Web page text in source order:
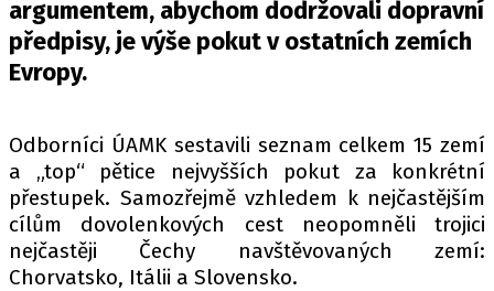
DAKAR
Z DOMOVA
PIT LANE
ČEŠI V AKCI
FIA CEZ & POHÁRY
MEZINÁRODNÍ SCÉNA
argumentem, abychom dodržovali dopravní
předpisy, je výše pokut v ostatních zemích
Evropy.
Odborníci ÚAMK sestavili seznam celkem 15 zemí
a „top“ pětice nejvyšších pokut za konkrétní
přestupek. Samozřejmě vzhledem k nejčastějším
cílům dovolenkových cest neopomněli trojici
nejčastěji Čechy navštěvovaných zemí:
Chorvatsko, Itálii a Slovensko.